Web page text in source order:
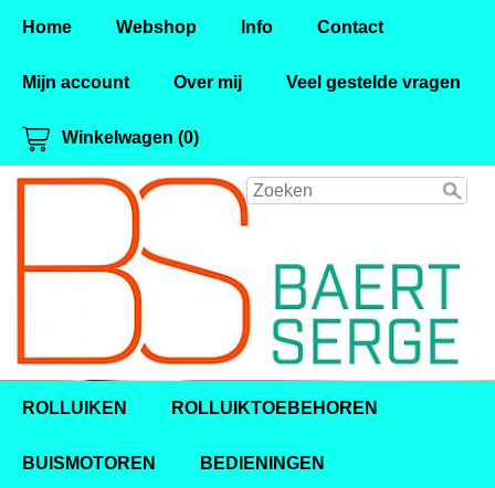
Home Webshop Info Contact
Mijn account Over mij Veel gestelde vragen
Winkelwagen (0)
ROLLUIKEN ROLLUIKTOEBEHOREN
BUISMOTOREN BEDIENINGEN